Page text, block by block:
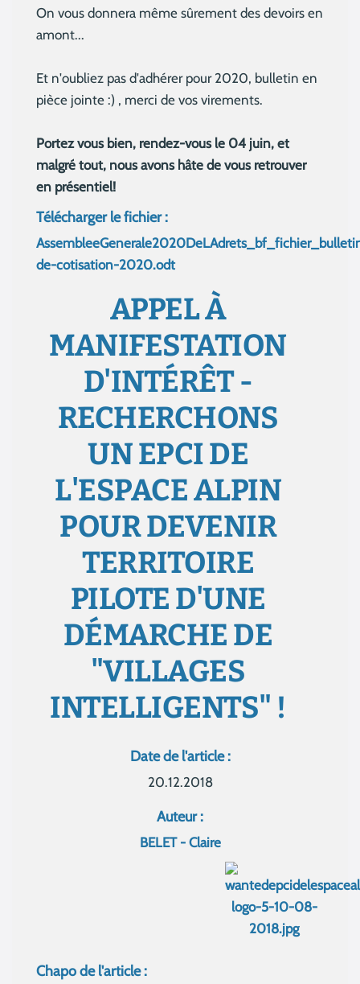
On vous donnera même sûrement des devoirs en
amont...
Et n'oubliez pas d'adhérer pour 2020, bulletin en
pièce jointe :) , merci de vos virements.
Portez vous bien, rendez-vous le 04 juin, et
malgré tout, nous avons hâte de vous retrouver
en présentiel!
Télécharger le fichier :
de-cotisation-2020.odt
APPEL À
MANIFESTATION
D'INTÉRÊT -
RECHERCHONS
UN EPCI DE
L'ESPACE ALPIN
POUR DEVENIR
TERRITOIRE
PILOTE D'UNE
DÉMARCHE DE
"VILLAGES
INTELLIGENTS" !
Date de l'article :
20.12.2018
Auteur :
BELET - Claire
Chapo de l'article :